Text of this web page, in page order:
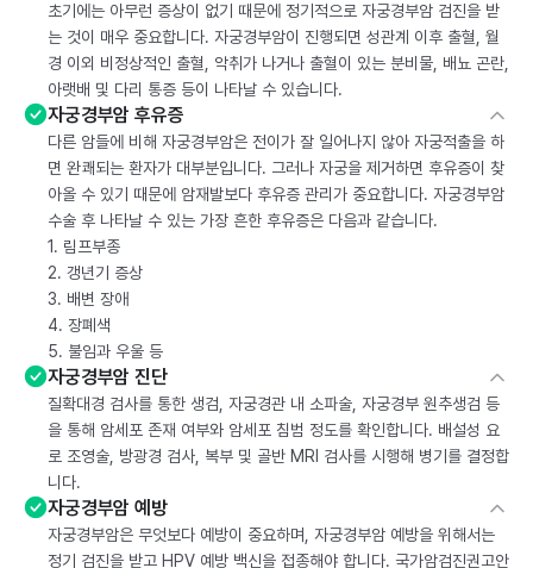
초기에는 아무런 증상이 없기 때문에 정기적으로 자궁경부암 검진을 받
는 것이 매우 중요합니다. 자궁경부암이 진행되면 성관계 이후 출혈, 월
경 이외 비정상적인 출혈, 악취가 나거나 출혈이 있는 분비물, 배뇨 곤란,
아랫배 및 다리 통증 등이 나타날 수 있습니다.
자궁경부암 후유증
다른 암들에 비해 자궁경부암은 전이가 잘 일어나지 않아 자궁적출을 하
면 완쾌되는 환자가 대부분입니다. 그러나 자궁을 제거하면 후유증이 찾
아올 수 있기 때문에 암재발보다 후유증 관리가 중요합니다. 자궁경부암
수술 후 나타날 수 있는 가장 흔한 후유증은 다음과 같습니다.
1. 림프부종
2. 갱년기 증상
3. 배변 장애
4. 장폐색
5. 불임과 우울 등
자궁경부암 진단
질확대경 검사를 통한 생검, 자궁경관 내 소파술, 자궁경부 원추생검 등
을 통해 암세포 존재 여부와 암세포 침범 정도를 확인합니다. 배설성 요
로 조영술, 방광경 검사, 복부 및 골반 MRI 검사를 시행해 병기를 결정합
니다.
자궁경부암 예방
자궁경부암은 무엇보다 예방이 중요하며, 자궁경부암 예방을 위해서는
정기 검진을 받고 HPV 예방 백신을 접종해야 합니다. 국가암검진권고안